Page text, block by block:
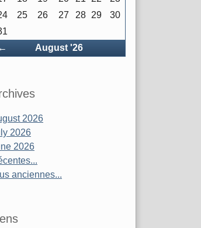
← PrécédentAugust '26
25 26 27 28 29
30
2026
2026
2026
anciennes...